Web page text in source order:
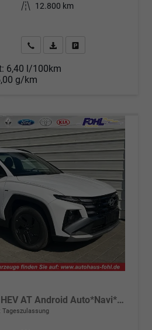
Kilometerstand
12.800 km
Angebot anfordern
Fahrzeugexpose (PDF)
6,40 l/100km
g/km
Black Line 1.6 T-GDi HEV AT Android Auto*Navi*SHZ*Kamera*2Z Klimaauto*
Tageszulassung